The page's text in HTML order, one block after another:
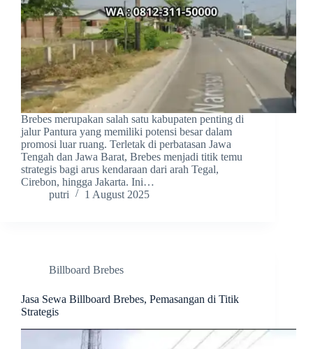
Brebes merupakan salah satu kabupaten penting di
jalur Pantura yang memiliki potensi besar dalam
promosi luar ruang. Terletak di perbatasan Jawa
Tengah dan Jawa Barat, Brebes menjadi titik temu
strategis bagi arus kendaraan dari arah Tegal,
Cirebon, hingga Jakarta. Ini…
putri
1 August 2025
Billboard Brebes
Jasa Sewa Billboard Brebes, Pemasangan di Titik
Strategis